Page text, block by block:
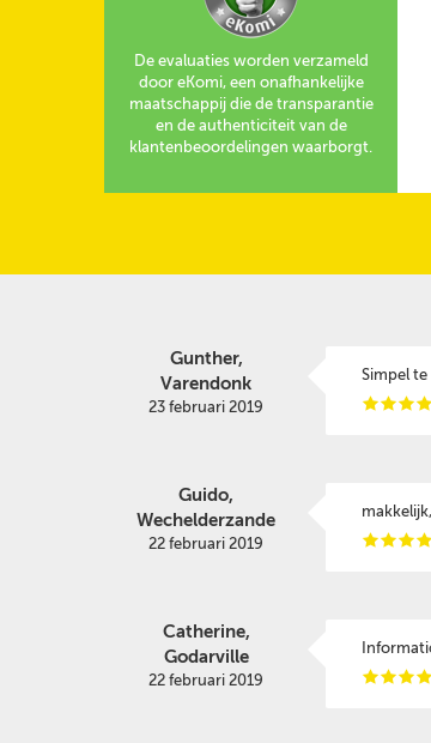
De evaluaties worden verzameld
door eKomi, een onafhankelijke
maatschappij die de transparantie
en de authenticiteit van de
klantenbeoordelingen waarborgt.
Gunther,
Varendonk
23 februari 2019
Simpel
iiii
Guido,
Wechelderzande
22 februari 2019
iiii
Catherine,
Godarville
22 februari 2019
iiii